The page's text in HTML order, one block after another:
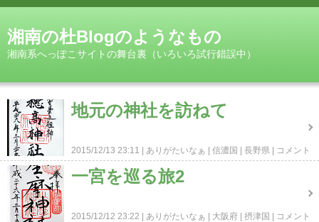
湘南の杜Blogのようなもの
湘南系へっぽこサイトの舞台裏（いろいろ試行錯誤中）
地元の神社を訪ねて
2015/12/13 23:11 ありがたいなぁ 信濃国 長野県
コメント
(0)
一宮を巡る旅2
2015/12/12 23:22 ありがたいなぁ 大阪府 摂津国
コメント